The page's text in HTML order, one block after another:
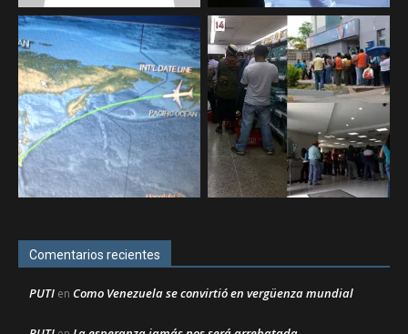
Comentarios recientes
PUTI en Como Venezuela se convirtió en vergüenza mundial